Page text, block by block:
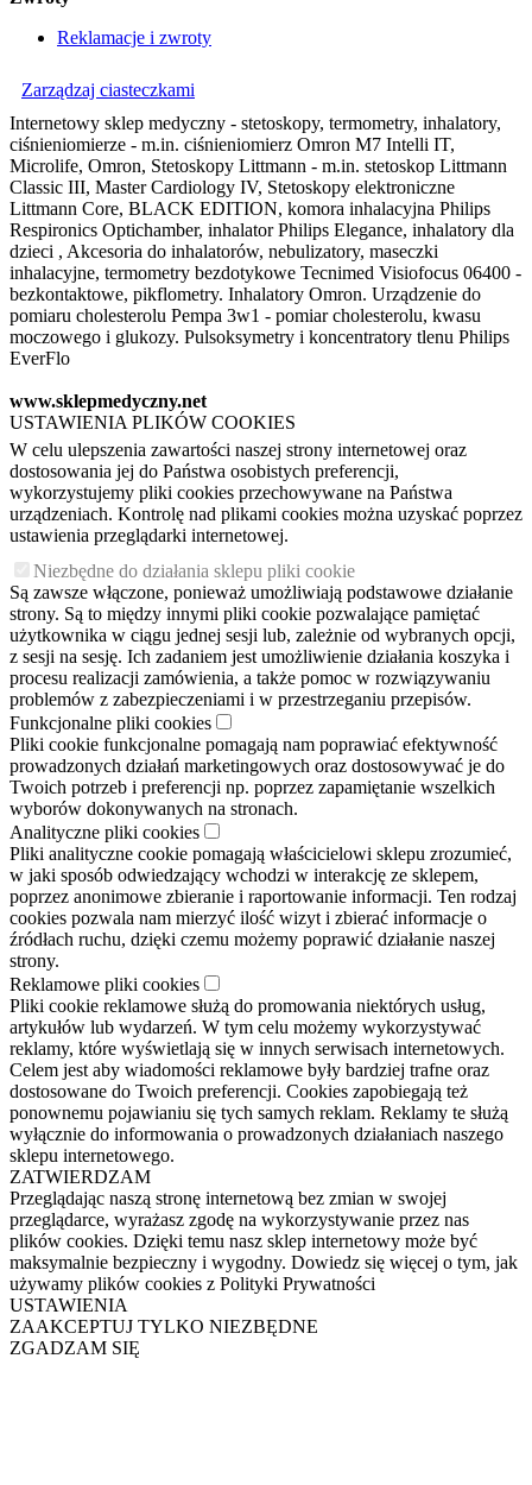
Reklamacje i zwroty
Zarządzaj ciasteczkami
Internetowy sklep medyczny - stetoskopy, termometry, inhalatory,
ciśnieniomierze - m.in. ciśnieniomierz Omron M7 Intelli IT,
Microlife, Omron, Stetoskopy Littmann - m.in. stetoskop Littmann
Classic III, Master Cardiology IV, Stetoskopy elektroniczne
Littmann Core, BLACK EDITION, komora inhalacyjna Philips
Respironics Optichamber, inhalator Philips Elegance, inhalatory dla
dzieci , Akcesoria do inhalatorów, nebulizatory, maseczki
inhalacyjne, termometry bezdotykowe Tecnimed Visiofocus 06400 -
bezkontaktowe, pikflometry. Inhalatory Omron. Urządzenie do
pomiaru cholesterolu Pempa 3w1 - pomiar cholesterolu, kwasu
moczowego i glukozy. Pulsoksymetry i koncentratory tlenu Philips
EverFlo
www.sklepmedyczny.net
USTAWIENIA PLIKÓW COOKIES
W celu ulepszenia zawartości naszej strony internetowej oraz
dostosowania jej do Państwa osobistych preferencji,
wykorzystujemy pliki cookies przechowywane na Państwa
urządzeniach. Kontrolę nad plikami cookies można uzyskać poprzez
ustawienia przeglądarki internetowej.
Niezbędne do działania sklepu pliki cookie
Są zawsze włączone, ponieważ umożliwiają podstawowe działanie
strony. Są to między innymi pliki cookie pozwalające pamiętać
użytkownika w ciągu jednej sesji lub, zależnie od wybranych opcji,
z sesji na sesję. Ich zadaniem jest umożliwienie działania koszyka i
procesu realizacji zamówienia, a także pomoc w rozwiązywaniu
problemów z zabezpieczeniami i w przestrzeganiu przepisów.
Funkcjonalne pliki cookies
Pliki cookie funkcjonalne pomagają nam poprawiać efektywność
prowadzonych działań marketingowych oraz dostosowywać je do
Twoich potrzeb i preferencji np. poprzez zapamiętanie wszelkich
wyborów dokonywanych na stronach.
Analityczne pliki cookies
Pliki analityczne cookie pomagają właścicielowi sklepu zrozumieć,
w jaki sposób odwiedzający wchodzi w interakcję ze sklepem,
poprzez anonimowe zbieranie i raportowanie informacji. Ten rodzaj
cookies pozwala nam mierzyć ilość wizyt i zbierać informacje o
źródłach ruchu, dzięki czemu możemy poprawić działanie naszej
strony.
Reklamowe pliki cookies
Pliki cookie reklamowe służą do promowania niektórych usług,
artykułów lub wydarzeń. W tym celu możemy wykorzystywać
reklamy, które wyświetlają się w innych serwisach internetowych.
Celem jest aby wiadomości reklamowe były bardziej trafne oraz
dostosowane do Twoich preferencji. Cookies zapobiegają też
ponownemu pojawianiu się tych samych reklam. Reklamy te służą
wyłącznie do informowania o prowadzonych działaniach naszego
sklepu internetowego.
ZATWIERDZAM
Przeglądając naszą stronę internetową bez zmian w swojej
przeglądarce, wyrażasz zgodę na wykorzystywanie przez nas
plików cookies. Dzięki temu nasz sklep internetowy może być
maksymalnie bezpieczny i wygodny. Dowiedz się więcej o tym, jak
używamy plików cookies z Polityki Prywatności
USTAWIENIA
ZAAKCEPTUJ TYLKO NIEZBĘDNE
ZGADZAM SIĘ